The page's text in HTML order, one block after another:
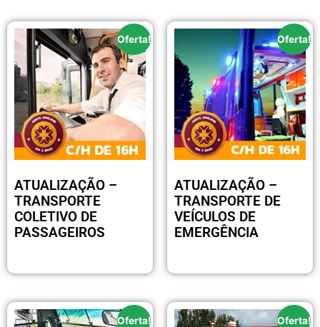
Oferta!
ATUALIZAÇÃO –
TRANSPORTE
COLETIVO DE
PASSAGEIROS
Oferta!
ATUALIZAÇÃO –
TRANSPORTE DE
VEÍCULOS DE
EMERGÊNCIA
Oferta! Oferta!